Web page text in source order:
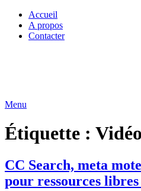
Accueil
A propos
Contacter
Menu
Étiquette : Vidéo
CC Search, meta
pour ressources